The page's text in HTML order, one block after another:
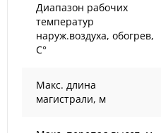
Диапазон рабочих
температур
наруж.воздуха, обогрев,
С°
Макс. длина
магистрали, м